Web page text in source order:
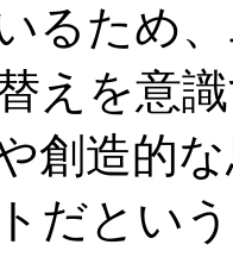
るため
えを意
創造的
だとい